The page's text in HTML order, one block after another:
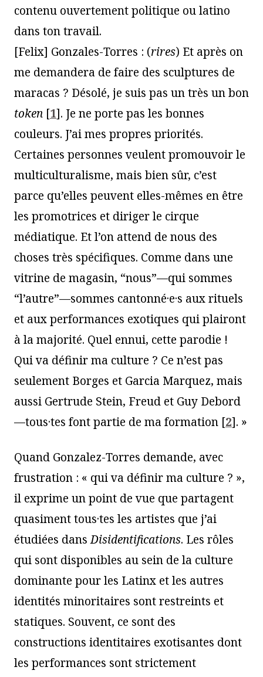
contenu ouvertement politique ou latino
dans ton travail.
[Felix] Gonzales-Torres : (rires) Et après on
me demandera de faire des sculptures de
maracas ? Désolé, je suis pas un très un bon
token [1]. Je ne porte pas les bonnes
couleurs. J’ai mes propres priorités.
Certaines personnes veulent promouvoir le
multiculturalisme, mais bien sûr, c’est
parce qu’elles peuvent elles-mêmes en être
les promotrices et diriger le cirque
médiatique. Et l’on attend de nous des
choses très spécifiques. Comme dans une
vitrine de magasin, “nous”—qui sommes
“l’autre”—sommes cantonné·e·s aux rituels
et aux performances exotiques qui plairont
à la majorité. Quel ennui, cette parodie !
Qui va définir ma culture ? Ce n’est pas
seulement Borges et Garcia Marquez, mais
aussi Gertrude Stein, Freud et Guy Debord
—tous·tes font partie de ma formation [2]. »
Quand Gonzalez-Torres demande, avec
frustration : « qui va définir ma culture ? »,
il exprime un point de vue que partagent
quasiment tous·tes les artistes que j’ai
étudiées dansDisidentifications. Les rôles
qui sont disponibles au sein de la culture
dominante pour les Latinx et les autres
identités minoritaires sont restreints et
statiques. Souvent, ce sont des
constructions identitaires exotisantes dont
les performances sont strictement